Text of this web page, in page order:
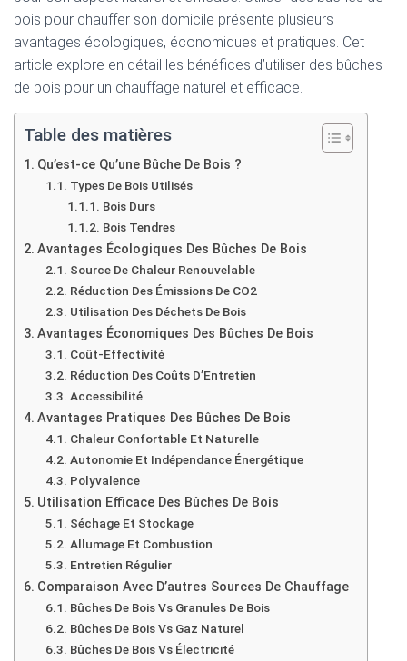
bois pour chauffer son domicile présente plusieurs
avantages écologiques, économiques et pratiques. Cet
article explore en détail les bénéfices d’utiliser des bûches
de bois pour un chauffage naturel et efficace.
Table des matières
Qu’est-ce Qu’une Bûche De Bois ?
Types De Bois Utilisés
Bois Durs
Bois Tendres
Avantages Écologiques Des Bûches De Bois
Source De Chaleur Renouvelable
Réduction Des Émissions De CO2
Utilisation Des Déchets De Bois
Avantages Économiques Des Bûches De Bois
Coût-Effectivité
Réduction Des Coûts D’Entretien
Accessibilité
Avantages Pratiques Des Bûches De Bois
Chaleur Confortable Et Naturelle
Autonomie Et Indépendance Énergétique
Polyvalence
Utilisation Efficace Des Bûches De Bois
Séchage Et Stockage
Allumage Et Combustion
Entretien Régulier
Comparaison Avec D’autres Sources De Chauffage
Bûches De Bois Vs Granules De Bois
Bûches De Bois Vs Gaz Naturel
Bûches De Bois Vs Électricité